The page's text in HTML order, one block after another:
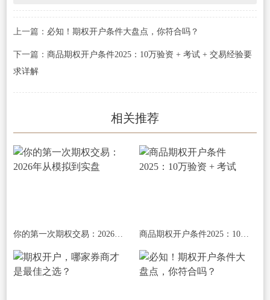
上一篇： 必知！期权开户条件大盘点，你符合吗？
下一篇： 商品期权开户条件2025：10万验资 + 考试 + 交易经验要
求详解
相关推荐
你的第一次期权交易：2026年从模拟到实盘 商品期权开户条件2025：10万验资 + 考试